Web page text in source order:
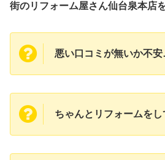
街のリフォーム屋さん仙台泉本店
悪い口コミが無いか不
ちゃんとリフォームをし